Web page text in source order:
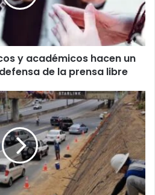
y académicos hacen un
de la prensa libre